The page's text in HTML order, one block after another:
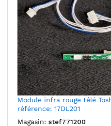
Module infra rouge télé
référence: 17DL201
Magasin: stef771200